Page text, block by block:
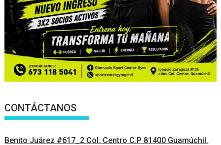
CONTÁCTANOS
Benito Juárez #617_2 Col. Centro C.P 81400 Guamúchil.